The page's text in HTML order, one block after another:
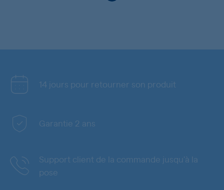
14 jours pour retourner son produit
Garantie 2 ans
Support client de la commande jusqu'à la
pose